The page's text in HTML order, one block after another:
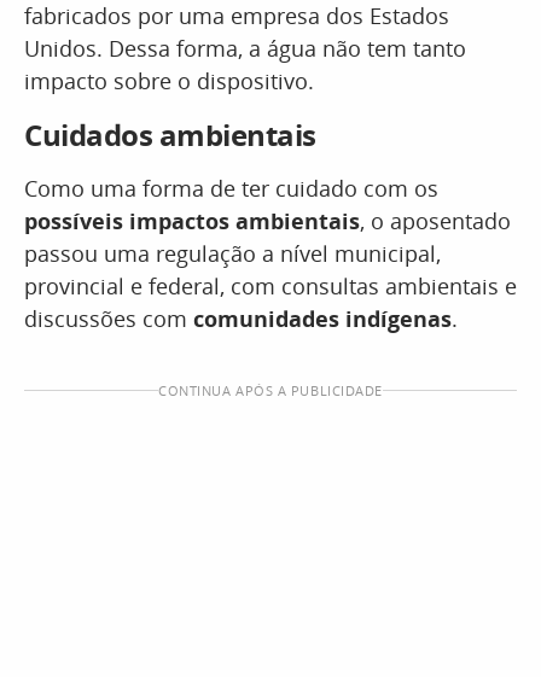
fabricados por uma empresa dos Estados
Unidos. Dessa forma, a água não tem tanto
impacto sobre o dispositivo.
Cuidados ambientais
Como uma forma de ter cuidado com os
possíveis impactos ambientais, o aposentado
passou uma regulação a nível municipal,
provincial e federal, com consultas ambientais e
discussões com comunidades indígenas.
CONTINUA APÓS A PUBLICIDADE